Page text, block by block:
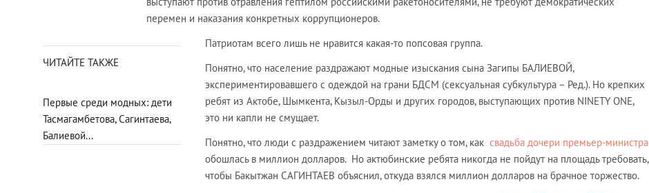
перемен и наказания конкретных коррупционеров.
ЧИТАЙТЕ ТАКЖЕ
Первые среди модных: дети
Тасмагамбетова, Сагинтаева,
Балиевой...
Патриотам всего лишь не нравится какая-то попсовая группа.
Понятно, что население раздражают модные изыскания сына Загипы БАЛИЕВОЙ,
экспериментировавшего с одеждой на грани БДСМ (сексуальная субкультура – Ред.). Но крепких
ребят из Актобе, Шымкента, Кызыл-Орды и других городов, выступающих против NINETY ONE,
это ни капли не смущает.
Понятно, что люди с раздражением читают заметку о том, как свадьба дочери премьер-министра
обошлась в миллион долларов. Но актюбинские ребята никогда не пойдут на площадь требовать,
чтобы Бакытжан САГИНТАЕВ объяснил, откуда взялся миллион долларов на брачное торжество.